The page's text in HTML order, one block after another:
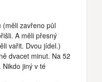
(měli zavřeno půl
A měli přesný
vařit. Dvou jídel.)
dvacet minut. Na 52
Nikdo jiný v té